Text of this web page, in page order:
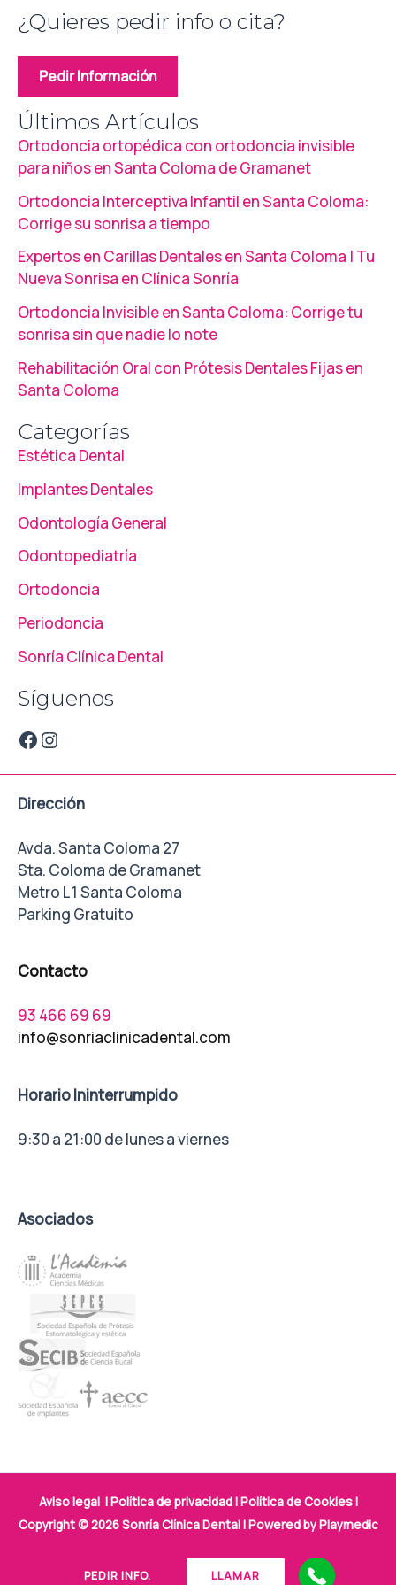
PEDIR INFO. LLAMAR
¿Quieres pedir info o cita?
Pedir Información
Últimos Artículos
Ortodoncia ortopédica con ortodoncia invisible
para niños en Santa Coloma de Gramanet
Ortodoncia Interceptiva Infantil en Santa Coloma:
Corrige su sonrisa a tiempo
Expertos en Carillas Dentales en Santa Coloma | Tu
Nueva Sonrisa en Clínica Sonría
Ortodoncia Invisible en Santa Coloma: Corrige tu
sonrisa sin que nadie lo note
Rehabilitación Oral con Prótesis Dentales Fijas en
Santa Coloma
Categorías
Estética Dental
Implantes Dentales
Odontología General
Odontopediatría
Ortodoncia
Periodoncia
Sonría Clínica Dental
Síguenos
Dirección
Avda. Santa Coloma 27
Sta. Coloma de Gramanet
Metro L1 Santa Coloma
Parking Gratuito
Contacto
93 466 69 69
info@sonriaclinicadental.com
Horario Ininterrumpido
9:30 a 21:00 de lunes a viernes
Asociados
Aviso legal|Política de privacidad|Política de Cookies|
Copyright © 2026 Sonría Clínica Dental | Powered byPlaymedic